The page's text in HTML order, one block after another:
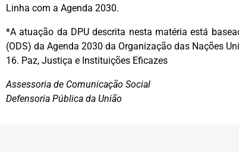
Linha com a Agenda 2030.
*A atuação da DPU descrita nesta matéria está
(ODS) da Agenda 2030 da Organização das Nações
16. Paz, Justiça e Instituições Eficazes
Assessoria de Comunicação Social
Defensoria Pública da União